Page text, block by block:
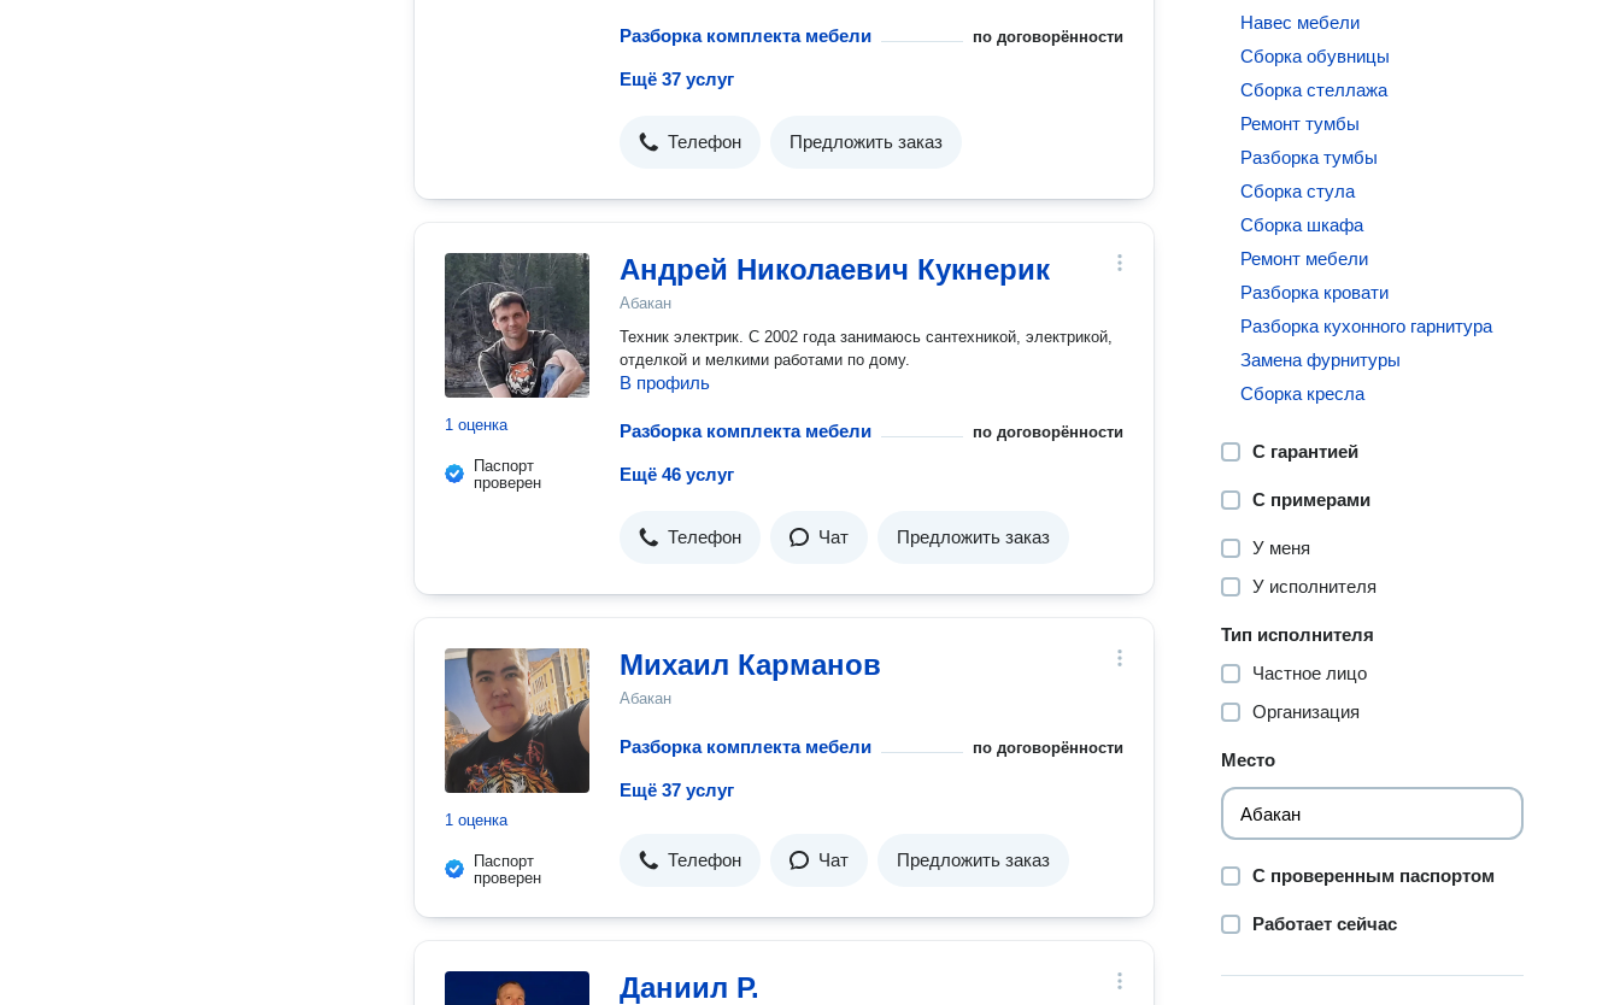
Разборка комплекта мебели по договорённости
Ещё 37 услуг
Телефон Предложить заказ
1 оценка
Паспорт
проверен
Андрей Николаевич Кукнерик
Абакан
Техник электрик. С 2002 года занимаюсь сантехникой, электрикой,
отделкой и мелкими работами по дому.
В профиль
Разборка комплекта мебели по договорённости
Ещё 46 услуг
Телефон Чат Предложить заказ
1 оценка
Паспорт
проверен
Михаил Карманов
Абакан
Разборка комплекта мебели по договорённости
Ещё 37 услуг
Телефон Чат Предложить заказ
Даниил Р.
Навес мебели
Сборка обувницы
Сборка стеллажа
Ремонт тумбы
Разборка тумбы
Сборка стула
Сборка шкафа
Ремонт мебели
Разборка кровати
Разборка кухонного гарнитура
Замена фурнитуры
Сборка кресла
С гарантией
С примерами
У меня
У исполнителя
Тип исполнителя
Частное лицо
Организация
Место
С проверенным паспортом
Работает сейчас